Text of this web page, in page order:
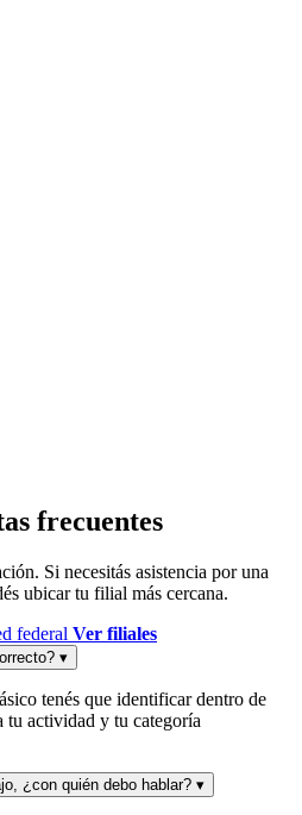
frecuentes
Si necesitás asistencia por una
ubicar tu filial más cercana.
federal Ver filiales
▾
tenés que identificar dentro de
tu actividad y tu categoría
¿con quién debo hablar? ▾